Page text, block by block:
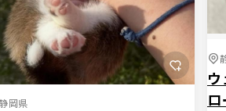
岡県
ロ